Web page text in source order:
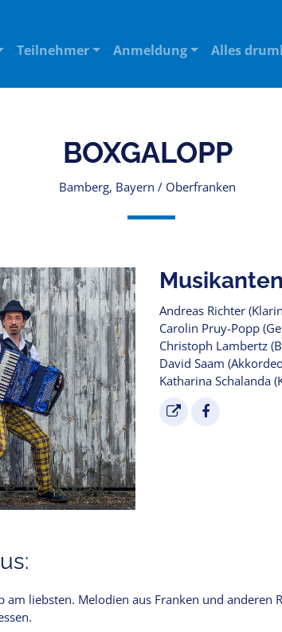
Teilnehmer Anmeldung Alles
BOXGALOPP
Bamberg, Bayern / Oberfranken
Andreas Richter
Carolin Pruy-Popp
Christoph Lambertz
David Saam
Katharina Schalanda
liebsten. Melodien aus Franken und anderen